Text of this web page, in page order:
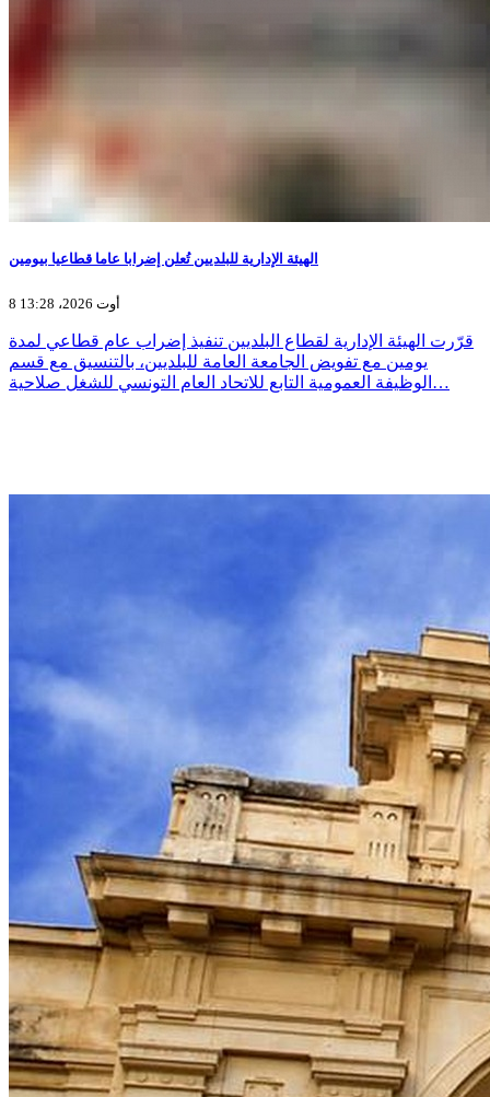
الهيئة الإدارية للبلديين تُعلن إضرابا عاما قطاعيا بيومين
8 أوت 2026، 13:28
قرّرت الهيئة الإدارية لقطاع البلديين تنفيذ إضراب عام قطاعي لمدة
يومين مع تفويض الجامعة العامة للبلديين، بالتنسيق مع قسم
الوظيفة العمومية التابع للاتحاد العام التونسي للشغل صلاحية…